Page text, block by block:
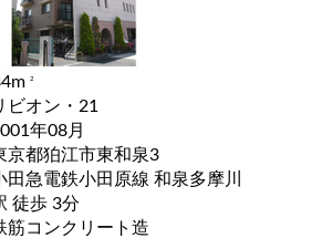
2
ビオン・21
年08月
京都狛江市東和泉3
田急電鉄小田原線 和泉多摩川
駅 徒歩 3分
筋コンクリート造